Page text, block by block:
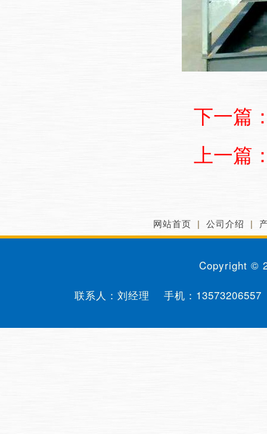
下一篇
上一篇
网站首页 | 公司介绍 |
Copyright ©
联系人：刘经理 手机： 13573206557